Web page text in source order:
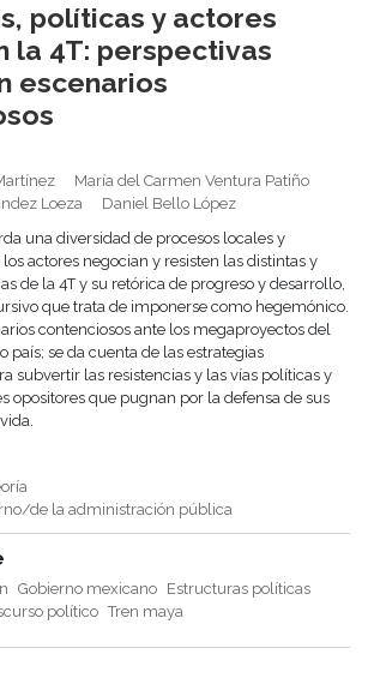
políticas y actores
la 4T: perspectivas
escenarios
María del Carmen Ventura Patiño
Loeza
Daniel Bello López
una diversidad de procesos locales y
actores negocian y resisten las distintas y
de la 4T y su retórica de progreso y desarrollo,
que trata de imponerse como hegemónico.
contenciosos ante los megaproyectos del
país; se da cuenta de las estrategias
subvertir las resistencias y las vías políticas y
opositores que pugnan por la defensa de sus
de la administración pública
Gobierno mexicano Estructuras políticas
político Tren maya